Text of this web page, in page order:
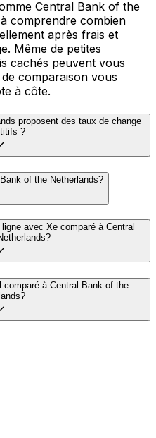
Central Bank of the
comprendre combien
après frais et
Même de petites
cachés peuvent vous
comparaison vous
à côte.
proposent des taux de change
?
of the Netherlands?
avec Xe comparé à Central
à Central Bank of the